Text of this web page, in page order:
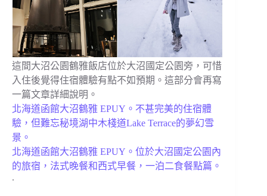
這間大沼公園鶴雅飯店位於大沼國定公園旁，可惜
入住後覺得住宿體驗有點不如預期。這部分會再寫
一篇文章詳細說明。
北海道函館大沼鶴雅 EPUY。不甚完美的住宿體
驗，但難忘秘境湖中木棧道Lake Terrace的夢幻雪
景。
北海道函館大沼鶴雅 EPUY。位於大沼國定公園內
的旅宿，法式晚餐和西式早餐，一泊二食餐點篇。
.